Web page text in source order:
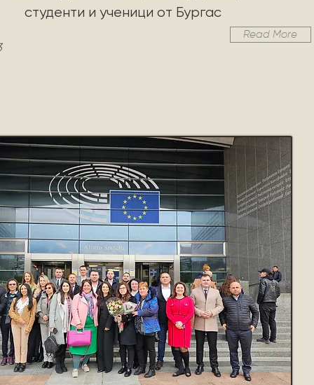
студенти и ученици от Бургас
Read More